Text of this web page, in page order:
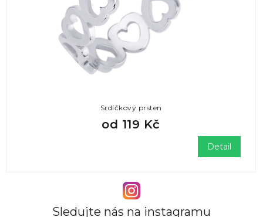
Srdíčkový prsten
od 119 Kč
Detail
Sledujte nás na instagramu